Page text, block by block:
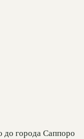
до города Саппоро